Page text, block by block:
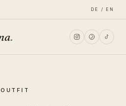
DE / EN
.
OUTFIT